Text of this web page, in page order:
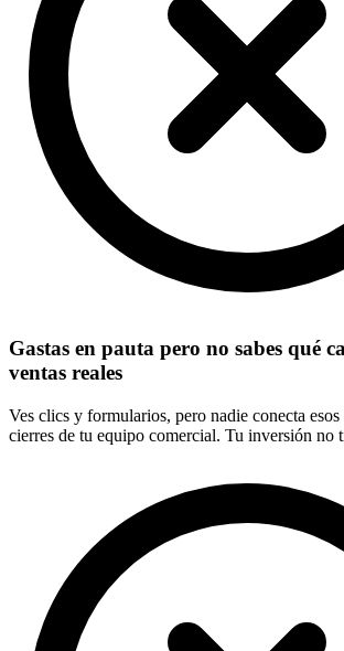
Gastas en pauta pero no sabes qué
ventas reales
Ves clics y formularios, pero nadie conecta
cierres de tu equipo comercial. Tu inversión no